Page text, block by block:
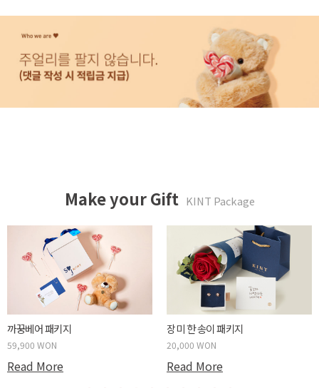
Make your Gift KINT Package
두근두근 박스 패키지
59,900 WON
Read More
사랑하는 당신에게 패키지
20,000 WON
Read More